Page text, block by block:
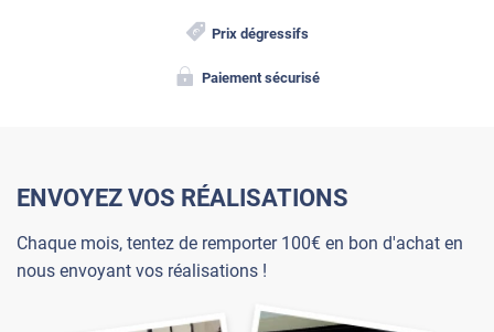
Prix dégressifs
Paiement sécurisé
ENVOYEZ VOS RÉALISATIONS
Chaque mois, tentez de remporter 100€ en bon d'achat en
nous envoyant vos réalisations !